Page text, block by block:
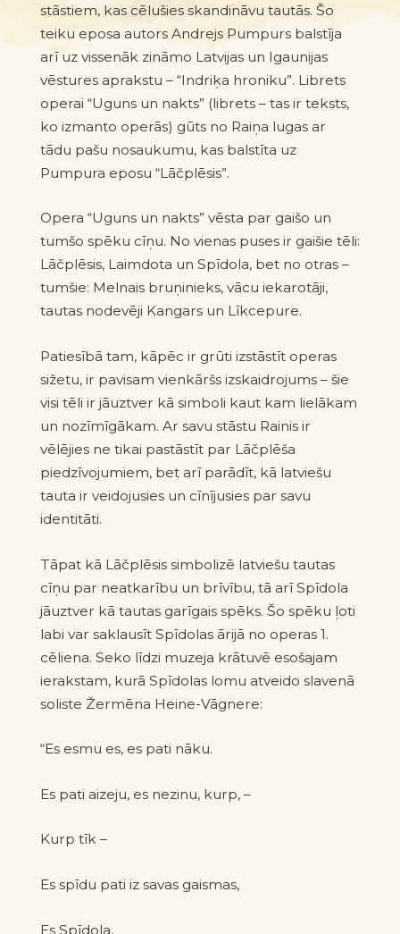
stāstiem, kas cēlušies skandināvu tautās. Šo
teiku eposa autors Andrejs Pumpurs balstīja
arī uz vissenāk zināmo Latvijas un Igaunijas
vēstures aprakstu –“Indriķa hroniku”. Librets
operai “Uguns un nakts” (librets – tas ir teksts,
ko izmanto operās) gūts no Raiņa lugas ar
tādu pašu nosaukumu, kas balstīta uz
Pumpura eposu “Lāčplēsis”.
Opera “Uguns un nakts” vēsta par gaišo un
tumšo spēku cīņu. No vienas puses ir gaišie tēli:
Lāčplēsis, Laimdota un Spīdola, bet no otras –
tumšie: Melnais bruņinieks, vācu iekarotāji,
tautas nodevēji Kangars un Līkcepure.
Patiesībā tam, kāpēc ir grūti izstāstīt operas
sižetu, ir pavisam vienkāršs izskaidrojums –šie
visi tēli ir jāuztver kā simboli kaut kam lielākam
un nozīmīgākam. Ar savu stāstu Rainis ir
vēlējies ne tikai pastāstīt par Lāčplēša
piedzīvojumiem, bet arī parādīt, kā latviešu
tauta ir veidojusies un cīnījusies par savu
identitāti.
Tāpat kā Lāčplēsis simbolizē latviešu tautas
cīņu par neatkarību un brīvību, tā arī Spīdola
jāuztver kā tautas garīgais spēks. Šo spēku ļoti
labi var saklausīt Spīdolas ārijā no operas 1.
cēliena. Seko līdzi muzeja krātuvē esošajam
ierakstam, kurā Spīdolas lomu atveido slavenā
soliste Žermēna Heine-Vāgnere:
“Es esmu es, es pati nāku.
Es pati aizeju, es nezinu, kurp, –
Kurp tīk –
Es spīdu pati iz savas gaismas,
Es Spīdola,